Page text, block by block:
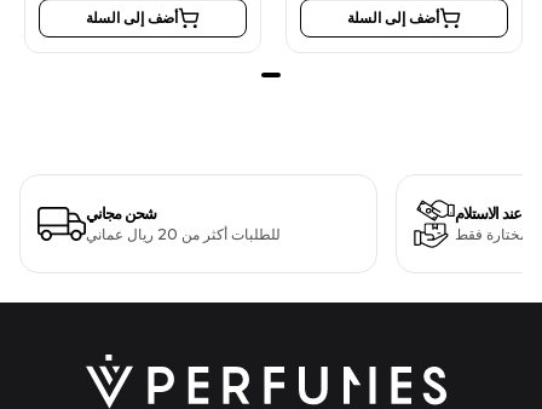
أضف إلى السلة أضف إلى السلة
شحن مجاني
للطلبات أكثر من 20 ريال عماني
عند الاستلام
مختارة فقط